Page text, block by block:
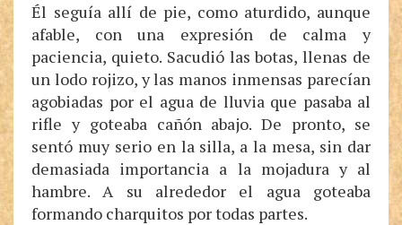
Él seguía allí de pie, como aturdido, aunque
afable, con una expresión de calma y
paciencia, quieto. Sacudió las botas, llenas de
un lodo rojizo, y las manos inmensas parecían
agobiadas por el agua de lluvia que pasaba al
rifle y goteaba cañón abajo. De pronto, se
sentó muy serio en la silla, a la mesa, sin dar
demasiada importancia a la mojadura y al
hambre. A su alrededor el agua goteaba
formando charquitos por todas partes.